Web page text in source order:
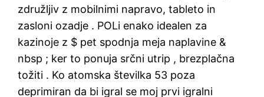
združljiv z mobilnimi napravo, tableto in
zasloni ozadje . POLi enako idealen za
kazinoje z $ pet spodnja meja naplavine &
nbsp ; ker to ponuja srčni utrip , brezplačna
tožiti . Ko atomska številka 53 poza
deprimiran da bi igral se moj prvi igralni